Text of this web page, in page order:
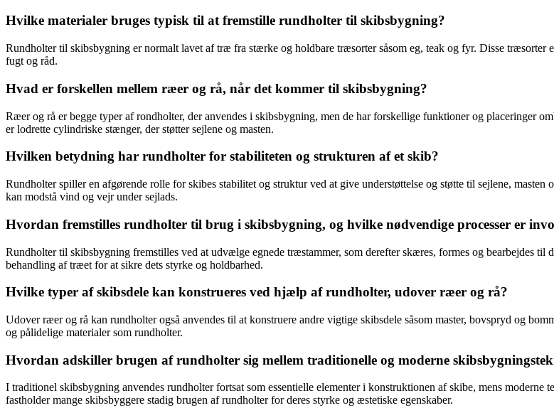
Hvilke materialer bruges typisk til at fremstille rundholter til skibsbygning?
Rundholter til skibsbygning er normalt lavet af træ fra stærke og holdbare træsorter såsom eg, teak og fyr. Disse
fugt og råd.
Hvad er forskellen mellem ræer og rå, når det kommer til skibsbygning?
Ræer og rå er begge typer af rondholter, der anvendes i skibsbygning, men de har forskellige funktioner og placeringer
er lodrette cylindriske stænger, der støtter sejlene og masten.
Hvilken betydning har rundholter for stabiliteten og strukturen af et skib?
Rundholter spiller en afgørende rolle for skibes stabilitet og struktur ved at give understøttelse og støtte til sejlene,
kan modstå vind og vejr under sejlads.
Hvordan fremstilles rundholter til brug i skibsbygning, og hvilke nødvendige processer er
Rundholter til skibsbygning fremstilles ved at udvælge egnede træstammer, som derefter skæres, formes og bearbejdes
behandling af træet for at sikre dets styrke og holdbarhed.
Hvilke typer af skibsdele kan konstrueres ved hjælp af rundholter, udover ræer og rå?
Udover ræer og rå kan rundholter også anvendes til at konstruere andre vigtige skibsdele såsom master, bovspryd og
og pålidelige materialer som rundholter.
Hvordan adskiller brugen af rundholter sig mellem traditionelle og moderne
I traditionel skibsbygning anvendes rundholter fortsat som essentielle elementer i konstruktionen af skibe, mens
fastholder mange skibsbyggere stadig brugen af rundholter for deres styrke og æstetiske egenskaber.